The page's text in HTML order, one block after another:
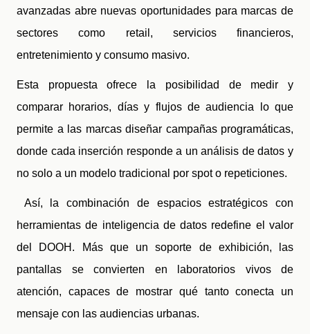
avanzadas abre nuevas oportunidades para marcas de
sectores como retail, servicios financieros,
entretenimiento y consumo masivo.
Esta propuesta ofrece la posibilidad de medir y
comparar horarios, días y flujos de audiencia lo que
permite a las marcas diseñar campañas programáticas,
donde cada inserción responde a un análisis de datos y
no solo a un modelo tradicional por spot o repeticiones.
Así, la combinación de espacios estratégicos con
herramientas de inteligencia de datos redefine el valor
del DOOH. Más que un soporte de exhibición, las
pantallas se convierten en laboratorios vivos de
atención, capaces de mostrar qué tanto conecta un
mensaje con las audiencias urbanas.